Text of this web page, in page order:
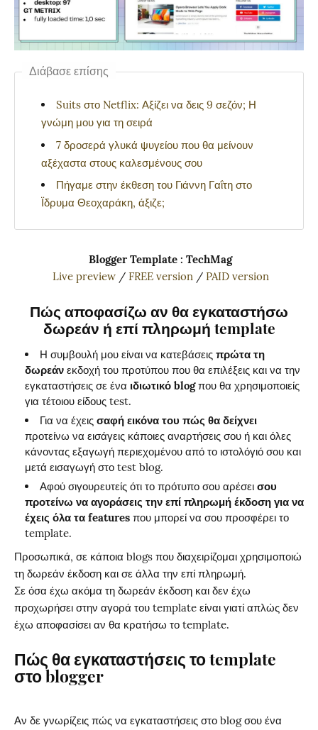
Διάβασε επίσης
Suits στο Netflix: Αξίζει να δεις 9 σεζόν; Η
γνώμη μου για τη σειρά
7 δροσερά γλυκά ψυγείου που θα μείνουν
αξέχαστα στους καλεσμένους σου
Πήγαμε στην έκθεση του Γιάννη Γαΐτη στο
Ϊδρυμα Θεοχαράκη, άξιζε;
Blogger Template : TechMag
Live preview/FREE version/PAID version
Πώς αποφασίζω αν θα εγκαταστήσω
δωρεάν ή επί πληρωμή template
Η συμβουλή μου είναι να κατεβάσεις πρώτα τη
δωρεάν εκδοχή του προτύπου που θα επιλέξεις και να την
εγκαταστήσεις σε ένα ιδιωτικό blogπου θα χρησιμοποιείς
για τέτοιου είδους test.
Για να έχεις σαφή εικόνα του πώς θα δείχνει
προτείνω να εισάγεις κάποιες αναρτήσεις σου ή και όλες
κάνοντας εξαγωγή περιεχομένου από το ιστολόγιό σου και
μετά εισαγωγή στο test blog.
Αφού σιγουρευτείς ότι το πρότυπο σου αρέσει σου
προτείνω να αγοράσεις την επί πληρωμή έκδοση για να
έχεις όλα τα features που μπορεί να σου προσφέρει το
template.
Προσωπικά, σε κάποια blogs που διαχειρίζομαι χρησιμοποιώ
τη δωρεάν έκδοση και σε άλλα την επί πληρωμή.
Σε όσα έχω ακόμα τη δωρεάν έκδοση και δεν έχω
προχωρήσει στην αγορά του template είναι γιατί απλώς δεν
έχω αποφασίσει αν θα κρατήσω το template.
Πώς θα εγκαταστήσεις το template
στο blogger
Αν δε γνωρίζεις πώς να εγκαταστήσεις στο blog σου ένα